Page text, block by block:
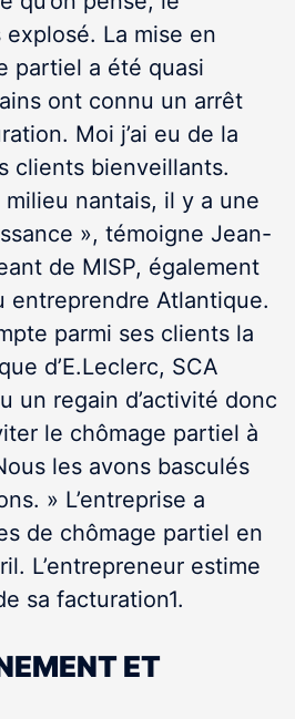
explosé. La mise en
partiel a été quasi
ont connu un arrêt
Moi j’ai eu de la
clients bienveillants.
milieu nantais, il y a une
», témoigne Jean-
de MISP, également
entreprendre Atlan­tique.
parmi ses clients la
d’E.Leclerc, SCA
un regain d’activité donc
le chômage partiel à
les avons basculés
» L’entreprise a
de chômage partiel en
L’entrepreneur estime
sa facturation1.
ET